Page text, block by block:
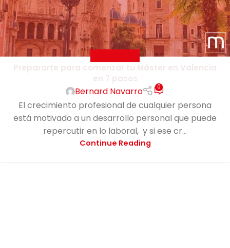
Bernard Navarro 0
El crecimiento profesional de cualquier persona
está motivado a un desarrollo personal que puede
repercutir en lo laboral, y si ese cr...
Continue Reading